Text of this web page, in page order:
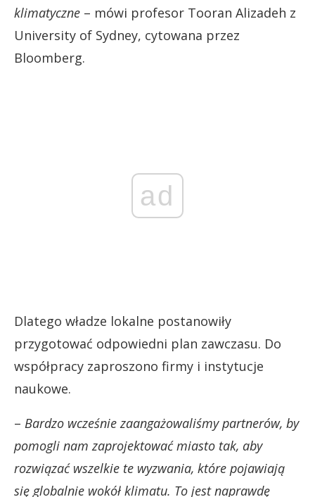
klimatyczne – mówi profesor Tooran Alizadeh z
University of Sydney, cytowana przez
Bloomberg.
ad
Dlatego władze lokalne postanowiły
przygotować odpowiedni plan zawczasu. Do
współpracy zaproszono firmy i instytucje
naukowe.
– Bardzo wcześnie zaangażowaliśmy partnerów, by
pomogli nam zaprojektować miasto tak, aby
rozwiązać wszelkie te wyzwania, które pojawiają
się globalnie wokół klimatu. To jest naprawdę